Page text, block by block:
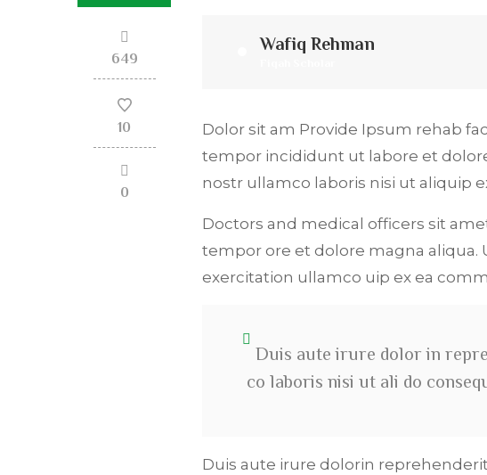
649
10
0
Wafiq Rehman
Dolor sit am Provide Ipsum rehab
tempor incididunt ut labore et
nostr ullamco laboris nisi ut aliquip
Doctors and medical officers sit
tempor ore et dolore magna aliqua.
exercitation ullamco uip ex ea
Duis aute irure dolor in
co laboris nisi ut ali do
Duis aute irure dolorin